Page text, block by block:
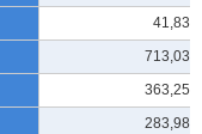
41,837
713,030
363,252
283,983